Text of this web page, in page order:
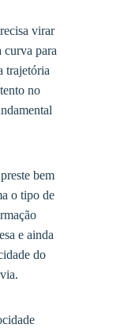
virar
curva para
trajetória
no
bem
o tipo de
e ainda
do